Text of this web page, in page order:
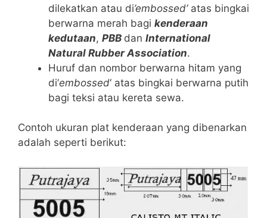
dilekatkan atau di’embossed’ atas bingkai
berwarna merah bagi kenderaan
kedutaan, PBB dan International
Natural Rubber Association.
Huruf dan nombor berwarna hitam yang
di’embossed‘ atas bingkai berwarna putih
bagi teksi atau kereta sewa.
Contoh ukuran plat kenderaan yang dibenarkan
adalah seperti berikut: